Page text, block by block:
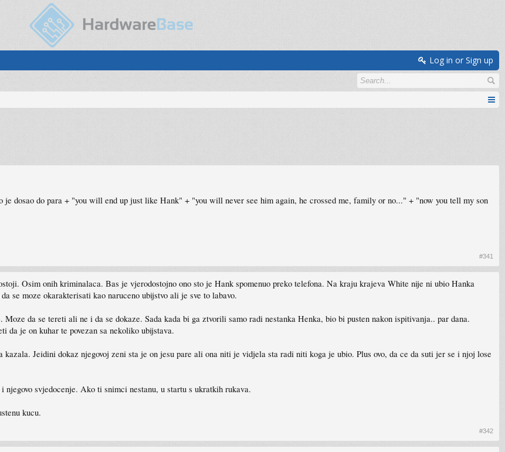
Log in or Sign up
dosao do para + "you will end up just like Hank" + "you will never see him again, he crossed me, family or no..." + "now you tell my son
#341
Osim onih kriminalaca. Bas je vjerodostojno ono sto je Hank spomenuo preko telefona. Na kraju krajeva White nije ni ubio Hanka
se moze okarakterisati kao naruceno ubijstvo ali je sve to labavo.
da se tereti ali ne i da se dokaze. Sada kada bi ga ztvorili samo radi nestanka Henka, bio bi pusten nakon ispitivanja.. par dana.
da je on kuhar te povezan sa nekoliko ubijstava.
Jeidini dokaz njegovoj zeni sta je on jesu pare ali ona niti je vidjela sta radi niti koga je ubio. Plus ovo, da ce da suti jer se i njoj lose
svjedocenje. Ako ti snimci nestanu, u startu s ukratkih rukava.
kucu.
#342